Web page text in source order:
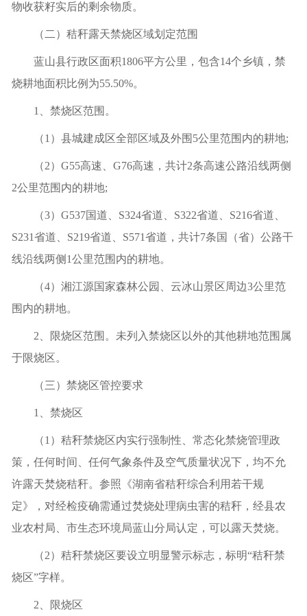
物收获籽实后的剩余物质。
（二）秸秆露天禁烧区域划定范围
蓝山县行政区面积1806平方公里，包含14个乡镇，禁
烧耕地面积比例为55.50%。
1、禁烧区范围。
（1）县城建成区全部区域及外围5公里范围内的耕地;
（2）G55高速、G76高速，共计2条高速公路沿线两侧
2公里范围内的耕地;
（3）G537国道、 S324省道、S322省道、S216省道、
S231省道、S219省道、S571省道，共计7条国（省）公路干
线沿线两侧1公里范围内的耕地。
（4） 湘江源国家森林公园、云冰山景区周边3公里范
围内的耕地。
2 、限烧区范围。未列入禁烧区以外的其他耕地范围 属
于限烧区。
（三）禁烧区管控要求
1 、禁烧区
（1）秸秆禁烧区内实行强制性、常态化禁烧管理政
策，任何时间、任何气象条件及空气质量状况下，均不允
许露天焚烧秸秆。 参照《湖南省秸秆综合利用若干规
定》， 对经检疫确需通过焚烧处理病虫害的秸秆， 经县农
业农村局、市生态环境局蓝山分局认定，可以露天焚烧。
（2）秸秆禁烧区要设立明显警示标志，标明“秸秆禁
烧区”字样。
2 、限烧区